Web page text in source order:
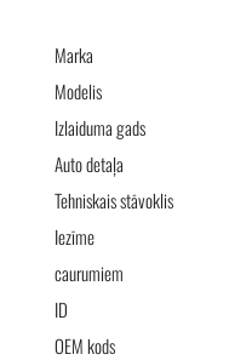
Marka
Modelis
Izlaiduma gads
Auto detaļa
Tehniskais stāvoklis
Iezīme
caurumiem
ID
OEM kods